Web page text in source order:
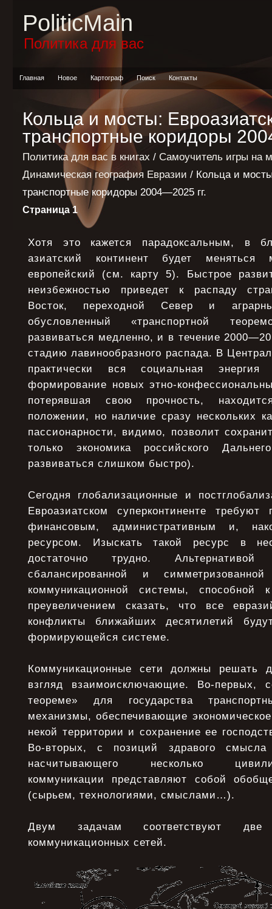
PoliticMain
Политика для вас
Главная Новое Картограф Поиск Контакты
Кольца и мосты:
транспортные коридоры
Политика для вас в книгах / Самоучитель игры на
Динамическая география Евразии / Кольца и
транспортные коридоры 2004—2025 гг.
Страница 1
Хотя это кажется парадоксальным, в
азиатский континент будет
европейский (см. карту 5). Быстрое
неизбежностью приведет к распаду
Восток, переходной Север и
обусловленный «транспортной
развиваться медленно, и в течение
стадию лавинообразного распада. В
практически вся социальная
формирование новых этно-
потерявшая свою прочность,
положении, но наличие сразу нескольких
пассионарности, видимо, позволит
только экономика российского
развиваться слишком быстро).
Сегодня глобализационные и
Евроазиатском суперконтиненте требуют
финансовым, административным и,
ресурсом. Изыскать такой ресурс в
достаточно трудно. Альтернативой
сбалансированной и
коммуникационной системы,
преувеличением сказать, что все
конфликты ближайших десятилетий
формирующейся системе.
Коммуникационные сети должны решать
взгляд взаимоисключающие. Во-первых,
теореме» для государства
механизмы, обеспечивающие
некой территории и сохранение ее
Во-вторых, с позиций здравого смысла
насчитывающего несколько
коммуникации представляют собой
(сырьем, технологиями, смыслами…).
Двум задачам соответствуют
коммуникационных сетей.